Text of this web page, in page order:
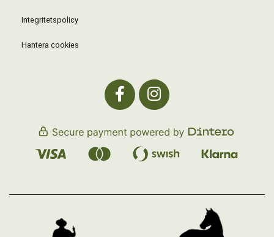
Integritetspolicy
Hantera cookies